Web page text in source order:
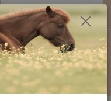
Menu
0ks
za0 €